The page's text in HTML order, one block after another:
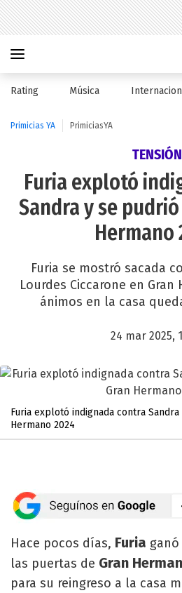
Rating Música
Primicias YA PrimiciasYA
TENSIÓN
Furia explotó
Sandra y se
Hermano
Furia se mostró sacada
Lourdes Ciccarone en Gran
ánimos en la casa
24 mar 2025,
Furia explotó indignada contra
Hermano 2024
Hace pocos días, Furia
las puertas de Gran
para su reingreso a la casa